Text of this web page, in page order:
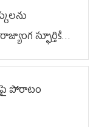
స్ఫూర్తికి
పోరాటం